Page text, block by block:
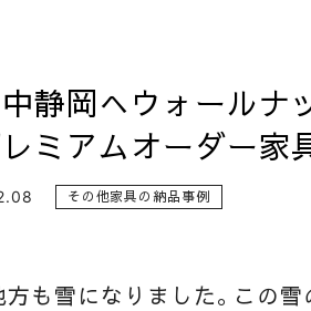
静岡へウォールナ
ミアムオーダー家
その他家具の納品事例
方も雪になりました。この雪